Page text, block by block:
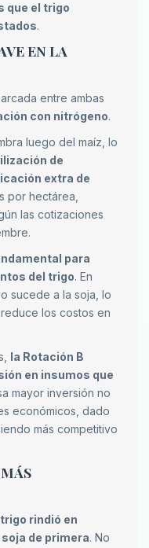
que el trigo
.
EN LA
entre ambas
con nitrógeno.
luego del maíz, lo
de
extra de
por hectárea,
las cotizaciones
para
del trigo. En
sucede a la soja, lo
los costos en
la Rotación B
en insumos que
mayor inversión no
económicos, dado
más competitivo
rindió en
de primera. No